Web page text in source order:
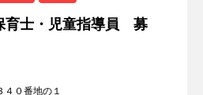
育士・児童指導員 募
４０番地の１